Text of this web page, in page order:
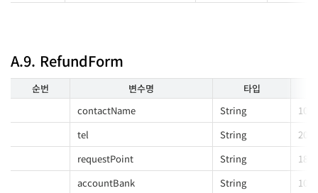
A.9. RefundForm
순번 변수명 타입
contactName
String
100
tel
String
20
requestPoint
String
18
accountBank
String
10